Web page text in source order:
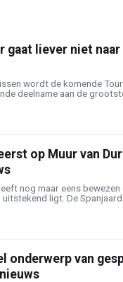
gaat liever niet
wordt de komende
deelname aan de grootste
op Muur van
nog maar eens
ligt. De Spanjaard
onderwerp van